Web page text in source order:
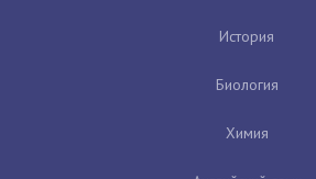
История
Биология
Химия